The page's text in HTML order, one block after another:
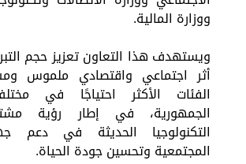
ووزارة المالية.
ويستهدف هذا التعاون تعزيز حجم
أثر اجتماعي واقتصادي ملموس
الفئات الأكثر احتياجًا في
الجمهورية، في إطار رؤية
التكنولوجيا الحديثة في دعم
المجتمعية وتحسين جودة الحياة.